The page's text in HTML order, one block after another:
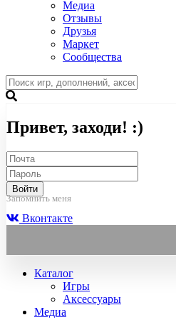
Медиа
Отзывы
Друзья
Маркет
Сообщества
Привет, заходи! :)
Войти
Запомнить меня
Вконтакте
Каталог
Игры
Аксессуары
Медиа